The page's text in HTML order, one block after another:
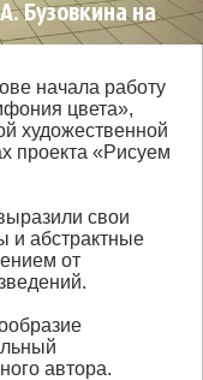
Бузовкина на
начала работу
цвета»,
художественной
проекта «Рисуем
свои
и абстрактные
от
автора.